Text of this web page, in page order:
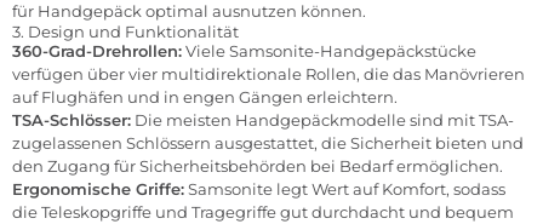
für Handgepäck optimal ausnutzen können.
3. Design und Funktionalität
360-Grad-Drehrollen:Viele Samsonite-Handgepäckstücke
verfügen über vier multidirektionale Rollen, die das Manövrieren
auf Flughäfen und in engen Gängen erleichtern.
TSA-Schlösser: Die meisten Handgepäckmodelle sind mit TSA-
zugelassenen Schlössern ausgestattet, die Sicherheit bieten und
den Zugang für Sicherheitsbehörden bei Bedarf ermöglichen.
Ergonomische Griffe:Samsonite legt Wert auf Komfort, sodass
die Teleskopgriffe und Tragegriffe gut durchdacht und bequem